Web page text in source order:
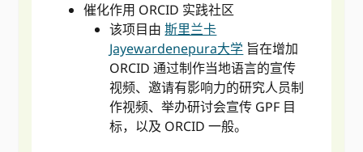
催化作用 ORCID 实践社区
该项目由斯里兰卡
Jayewardenepura大学 旨在增加
ORCID 通过制作当地语言的宣传
视频、邀请有影响力的研究人员制
作视频、举办研讨会宣传 GPF 目
标，以及 ORCID 一般。